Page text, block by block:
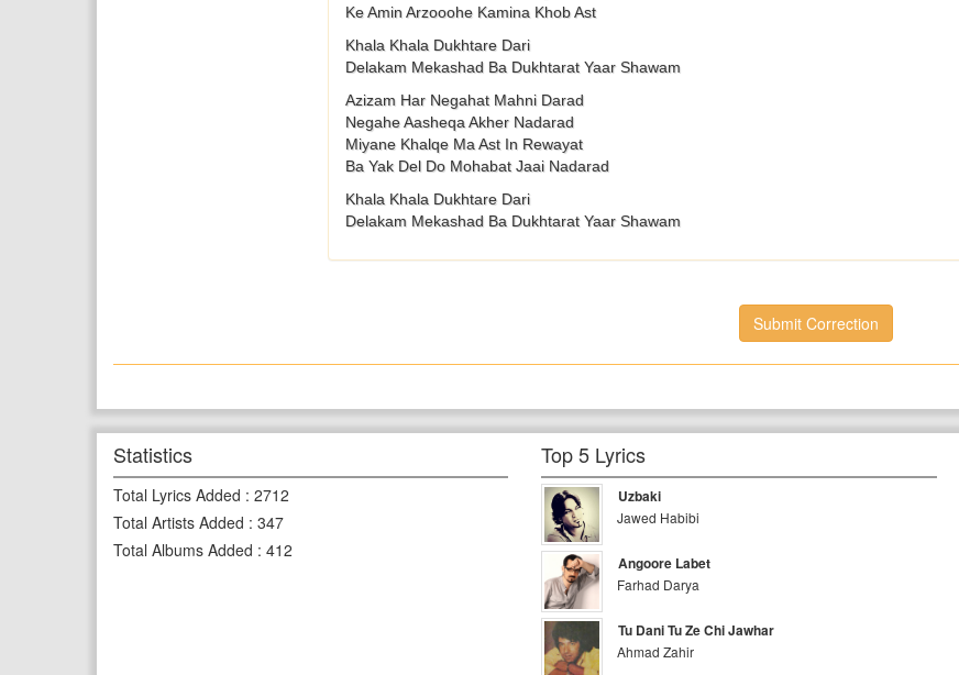
Ke Amin Arzooohe Kamina Khob Ast
Khala Khala Dukhtare Dari
Delakam Mekashad Ba Dukhtarat Yaar Shawam
Azizam Har Negahat Mahni Darad
Negahe Aasheqa Akher Nadarad
Miyane Khalqe Ma Ast In Rewayat
Ba Yak Del Do Mohabat Jaai Nadarad
Khala Khala Dukhtare Dari
Delakam Mekashad Ba Dukhtarat Yaar Shawam
Submit Correction
Statistics
Total Lyrics Added : 2712
Total Artists Added : 347
Total Albums Added : 412
Top 5 Lyrics
Uzbaki
Jawed Habibi
Angoore Labet
Farhad Darya
Tu Dani Tu Ze Chi Jawhar
Ahmad Zahir